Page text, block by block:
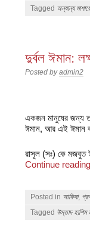
Tagged অন্যান্য
দুর্বল ঈমান:
Posted byadmin2
একজন মানুষের জন্য
ঈমান, আর এই ঈমান
রাসূল (সঃ) কে মজবুত
Continue reading
Posted in আকিদা,
Tagged উস্তাদ হাশিম